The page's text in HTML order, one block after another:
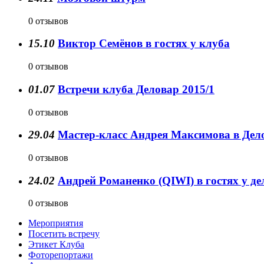
0 отзывов
15.10 Виктор Семёнов в гостях у клуба
0 отзывов
01.07 Встречи клуба Деловар 2015/1
0 отзывов
29.04 Мастер-класс Андрея Максимова в
0 отзывов
24.02 Андрей Романенко (QIWI) в гостях у
0 отзывов
Мероприятия
Посетить встречу
Этикет Клуба
Фоторепортажи